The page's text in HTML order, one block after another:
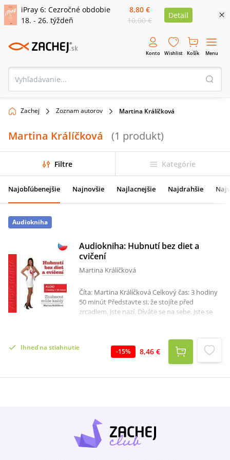
iPray 6: Cezročné obdobie
18. - 26. týždeň
8,80 €
10,00 €
Detail
Konto Wishlist Košík Menu
Zachej Zoznam autorov Martina Králíčková
Martina Králíčková (1 produkt)
Filtre Kategórie
Najobľúbenejšie Najnovšie Najlacnejšie Najdrahšie
Audiokniha
Audiokniha: Hubnutí bez diet a
cvičení
Martina Králíčková
Číta: Martina Králíčková Celkový čas: 3 hodiny
50 minút Představte si, že stojíte před
zrcadlem. Jste nazí. Díváte se na sebe. Jste se
audiokniha pro vás. Martina Králíčková ví, jak
na to. Přitom diety nedrží. Nejí ani nízkotučné
potraviny. Jí klidně i večer. Někdy hřeší. Dá si
brambůrky. A přesto je štíhlá. Její jednoduchá
mnohem důležitější věci, než je počítání kalorií.
Ušetří vám i spoustu peněz za odtučňovací
kůry. Na co ještě čekáte? Zhubnout můžete i
vy. Začněte hned teď! Obsah: Předmluva Úvod
Ihneď na stiahnutie -15% 8,46 €